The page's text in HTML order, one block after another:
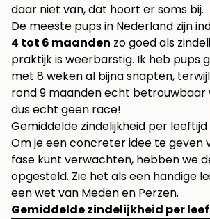
daar niet van, dat hoort er soms bij.
De meeste pups in Nederland zijn
4 tot 6 maanden zo goed als
praktijk is weerbarstig. Ik heb pups
met 8 weken al bijna snapten,
rond 9 maanden echt betrouwbaar
dus echt geen race!
Gemiddelde zindelijkheid per leeftijd
Om je een concreter idee te geven
fase kunt verwachten, hebben we
opgesteld. Zie het als een handige
een wet van Meden en Perzen.
Gemiddelde zindelijkheid per